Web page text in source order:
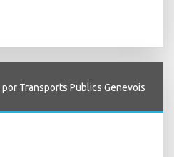
Transports Publics Genevois